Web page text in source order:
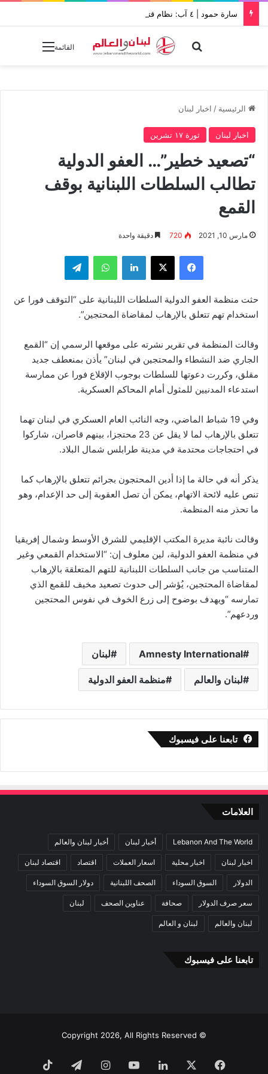
القائمة
الرئيسية / اخبار لبنان
اخبار لبنان ثورة ١٧ تشرين
“تصعيد خطير”… العفو الدولية
تطالب السلطات اللبنانية بوقف
القمع
مارس 10, 2021 720 دقيقة واحدة
فيسبوك ‫X لينكدإن واتساب تيلقرام
حثت منظمة العفو الدولية السلطات اللبنانية على “التوقف فورا عن
استخدام تهم تتعلق بالإرهاب لمقاضاة المحتجين”.
وقالت المنظمة في تقرير نشرته على موقعها الرسمي إن “القمع
الجاري ضد النشطاء والمحتجين في لبنان” يأذن بمنعطف جديد
مقلق، وكررت دعوتها للسلطات بوجوب الإقلاع فورا عن ممارسة
استدعاء المدنيين للمثول أمام المحاكم العسكرية.
وفي 19 شباط الماضي، وجه النائب العام العسكري في لبنان تهما
تتعلق بالإرهاب لما لا يقل عن 23 محتجزا، بينهم قاصران، شاركوا
في احتجاجات محتدمة في مدينة طرابلس شمال البلاد.
يذكر أنه في حالة ما إذا أدين المحتجون بجرائم تتعلق بالإرهاب كما
تنص عليه لائحة الاتهام، يمكن أن تصل العقوبة إلى حد الإعدام، وهو
ما تحذر منه المنظمة.
وقالت نائبة مديرة المكتب الإقليمي للشرق الأوسط وشمال إفريقيا
في منظمة العفو الدولية، لين معلوف إن: “الاستخدام القمعي وغير
المتناسب من جانب السلطات اللبنانية للتهم المتعلقة بالإرهاب
لمقاضاة المحتجين، يُؤشر إلى حدوث تصعيد مخيف للقمع الذي
تمارسه “ويهدف بوضوح إلى زرع الخوف في نفوس المحتجين
وردعهم”.
Amnesty International لبنان
لبنان والعالم منظمة العفو الدولية
تابعنا على فيسبوك
العلامات
Lebanon And The World أخبار لبنان أخبار لبنان والعالم
اخبار لبنان اخبار محلية اسعار العملات اقتصاد اقتصاد لبنان
الدولار السوق السوداء الصحف اللبنانية دولار السوق السوداء
سعر صرف الدولار صحافة عناوين الصحف لبنان
لبنان والعالم لبنان و العالم
تابعنا على فيسبوك
© Copyright 2026, All Rights Reserved
فيسبوك لينكدإن‫YouTubeانستقرامتيلقرام